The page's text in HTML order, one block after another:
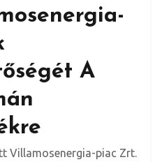
A
Villamosenergia-piac Zrt.